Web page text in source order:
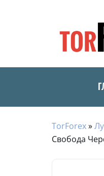
TorForex»
Свобода